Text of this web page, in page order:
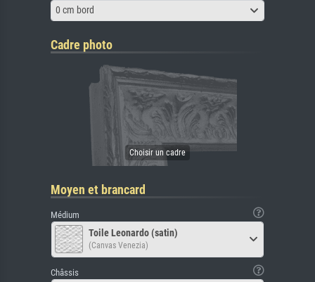
0 cm bord
Cadre photo
Moyen et brancard
Médium
Toile Leonardo (satin)
(Canvas Venezia)
Châssis